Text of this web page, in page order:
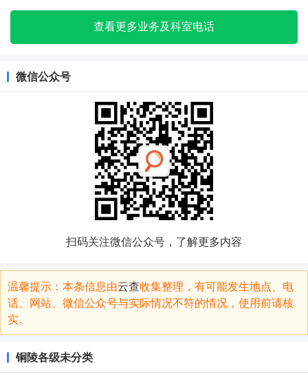
查看更多业务及科室电话
微信公众号
扫码关注微信公众号，了解更多内容
温馨提示：本条信息由云查收集整理，有可能发生地点、电
话、网站、微信公众号与实际情况不符的情况，使用前请核
实。
铜陵各级未分类